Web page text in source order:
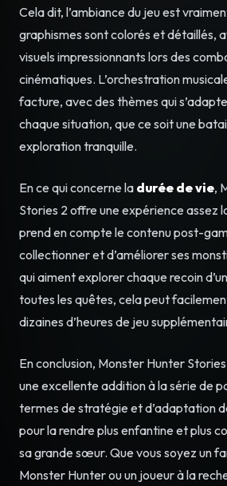
Cela dit, l’ambiance du jeu est
graphismes sont colorés et détaillés,
visuels impressionnants lors des
cinématiques. L’orchestration
facture, avec des thèmes qui
chaque situation, que ce soit une
exploration tranquille.
En ce qui concerne la durée de vie,
Stories 2 offre une expérience assez
prend en compte le contenu post-
collectionner et d’améliorer ses
qui aiment explorer chaque recoin
toutes les quêtes, cela peut
dizaines d’heures de jeu
En conclusion, Monster Hunter
une excellente addition à la série de
termes de stratégie et d’adaptation
pour la rendre plus enfantine et plus
sa grande sœur. Que vous soyez un
Monster Hunter ou un joueur à la